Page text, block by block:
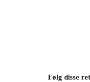
Følg disse